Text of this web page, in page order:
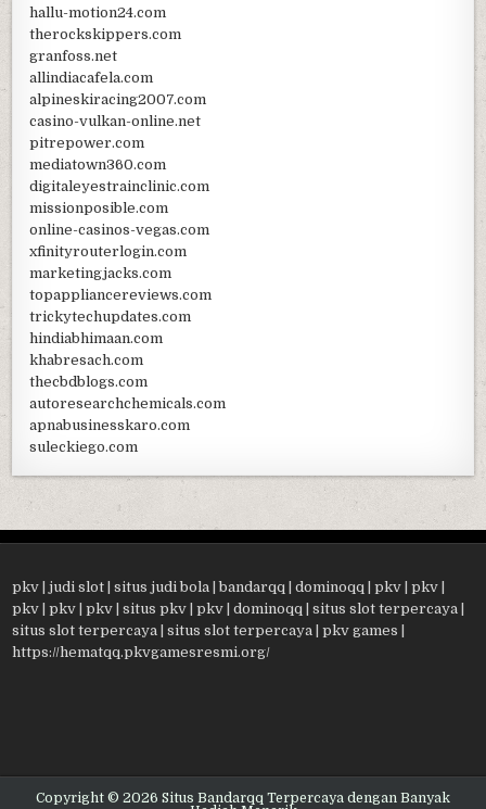
hallu-motion24.com
therockskippers.com
granfoss.net
allindiacafela.com
alpineskiracing2007.com
casino-vulkan-online.net
pitrepower.com
mediatown360.com
digitaleyestrainclinic.com
missionposible.com
online-casinos-vegas.com
xfinityrouterlogin.com
marketingjacks.com
topappliancereviews.com
trickytechupdates.com
hindiabhimaan.com
khabresach.com
thecbdblogs.com
autoresearchchemicals.com
apnabusinesskaro.com
suleckiego.com
pkv |judi slot |situs judi bola |bandarqq |dominoqq |pkv |pkv
pkv |pkv |pkv |situs pkv |pkv |dominoqq |situs slot terpercaya
situs slot terpercaya |situs slot terpercaya |pkv games
https://hematqq.pkvgamesresmi.org/
Copyright © 2026 Situs Bandarqq Terpercaya dengan Banyak